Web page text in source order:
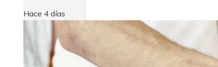
Hace 4 días